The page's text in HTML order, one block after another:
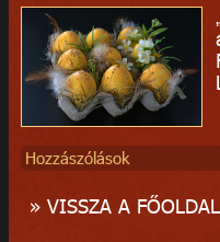
Hozzászólások
» VISSZA A